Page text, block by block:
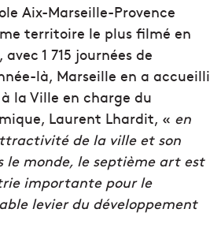
Aix-Marseille-Provence
territoire le plus filmé en
1 715 journées de
là, Marseille en a accueilli
la Ville en charge du
Laurent Lhardit, « en
de la ville et son
le monde, le septième art est
importante pour le
levier du développement